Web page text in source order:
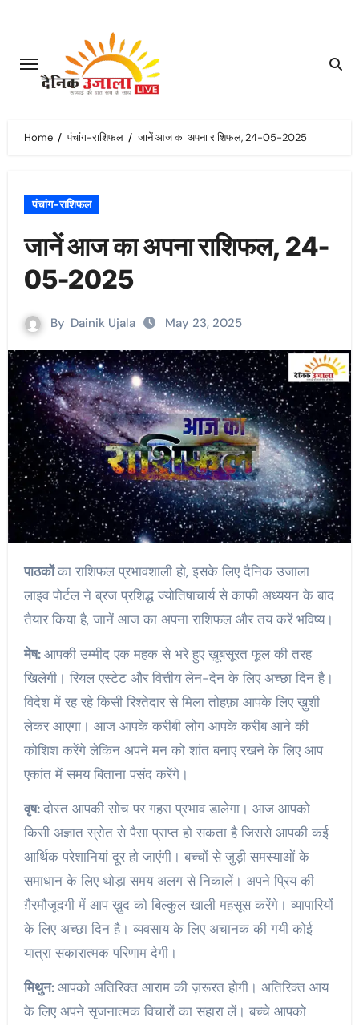
content
Home पंचांग-राशिफल जानें आज का अपना राशिफल, 24-05-2025
पंचांग-राशिफल
जानें आज का अपना राशिफल, 24-
05-2025
By Dainik Ujala May 23, 2025
पाठकोंका राशिफल प्रभावशाली हो, इसके लिए दैनिक उजाला
लाइव पोर्टल ने ब्रज प्रशिद्ध ज्योतिषाचार्य से काफी अध्ययन के बाद
तैयार किया है, जानें आज का अपना राशिफल और तय करें भविष्य।
मेष:आपकी उम्मीद एक महक से भरे हुए ख़ूबसूरत फूल की तरह
खिलेगी। रियल एस्टेट और वित्तीय लेन-देन के लिए अच्छा दिन है।
विदेश में रह रहे किसी रिश्तेदार से मिला तोहफ़ा आपके लिए ख़ुशी
लेकर आएगा। आज आपके करीबी लोग आपके करीब आने की
कोशिश करेंगे लेकिन अपने मन को शांत बनाए रखने के लिए आप
एकांत में समय बिताना पसंद करेंगे।
वृष:दोस्त आपकी सोच पर गहरा प्रभाव डालेगा। आज आपको
किसी अज्ञात स्रोत से पैसा प्राप्त हो सकता है जिससे आपकी कई
आर्थिक परेशानियां दूर हो जाएंगी। बच्चों से जुड़ी समस्याओं के
समाधान के लिए थोड़ा समय अलग से निकालें। अपने प्रिय की
ग़ैरमौजूदगी में आप ख़ुद को बिल्कुल खाली महसूस करेंगे। व्यापारियों
के लिए अच्छा दिन है। व्यवसाय के लिए अचानक की गयी कोई
यात्रा सकारात्मक परिणाम देगी।
मिथुन:आपको अतिरिक्त आराम की ज़रूरत होगी। अतिरिक्त आय
के लिए अपने सृजनात्मक विचारों का सहारा लें। बच्चे आपको